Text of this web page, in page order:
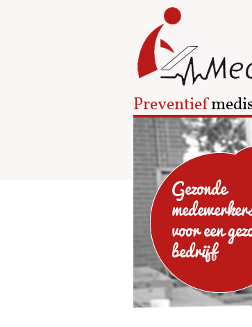
Preventief
Gezonde
voor een
bedrijf